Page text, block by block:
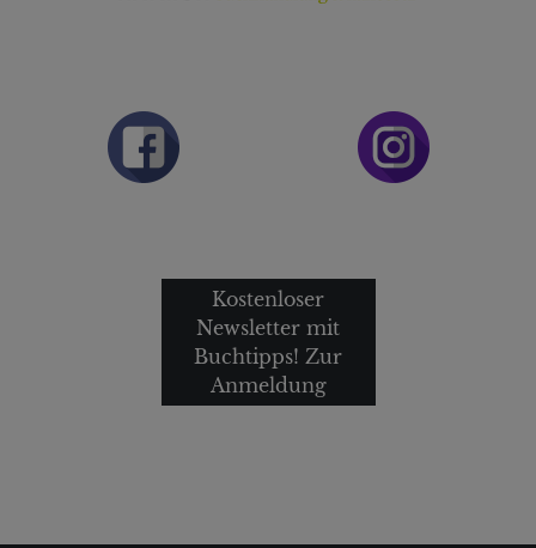
Kostenloser
Newsletter mit
Buchtipps! Zur
Anmeldung